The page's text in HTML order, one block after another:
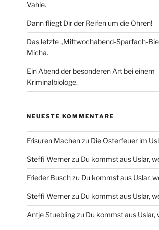
Vahle.
Dann fliegt Dir der Reifen um die Ohren!
Das letzte „Mittwochabend-Sparfach-
Micha.
Ein Abend der besonderen Art bei einem
Kriminalbiologe.
NEUESTE KOMMENTARE
Frisuren Machenzu Die Osterfeuer im
Steffi Wernerzu Du kommst aus Uslar,
Frieder Buschzu Du kommst aus Uslar,
Steffi Wernerzu Du kommst aus Uslar,
Antje Stueblingzu Du kommst aus Uslar,